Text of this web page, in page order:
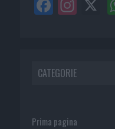
CATEGORIE
Prima pagina